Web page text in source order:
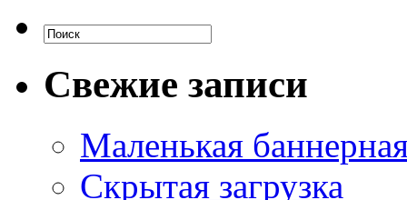
Свежие записи
Маленькая
Скрытая загрузка